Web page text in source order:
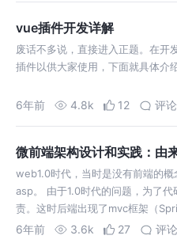
vue插件开发详解
废话不多说，直接进入正题。在开
插件以供大家使用，下面就具体介
6年前 4.8k 12 评论
微前端架构设计和实践：由
web1.0时代，当时是没有前端的
asp。 由于1.0时代的问题，为了
责。这时后端出现了mvc框架（
的形式进行开发。然后后端去把逻
6年前 3.6k 27 评论